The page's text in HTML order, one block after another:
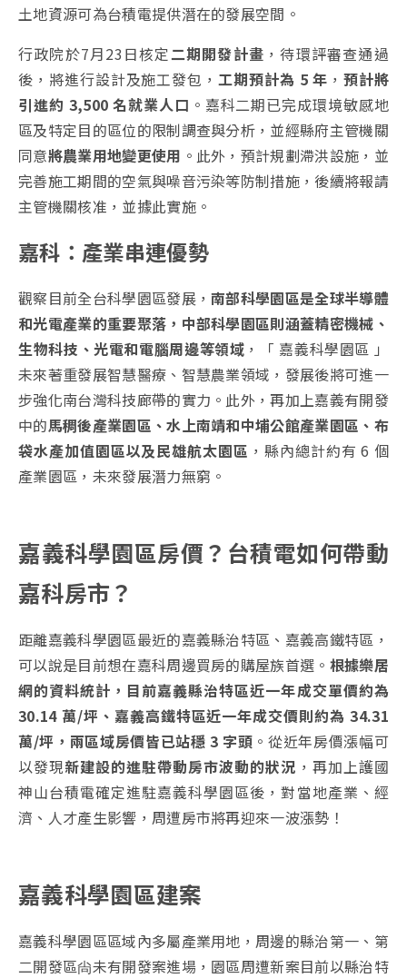
土地資源可為台積電提供潛在的發展空間。
行政院於7月23日核定二期開發計畫 ，待環評審查通過
後，將進行設計及施工發包，工期預計為 5 年 ， 預計將
引進約 3,500 名就業人口 。嘉科二期已完成環境敏感地
區及特定目的區位的限制調查與分析，並經縣府主管機關
同意將農業用地變更使用 。此外，預計規劃滯洪設施，並
完善施工期間的空氣與噪音污染等防制措施，後續將報請
主管機關核准，並據此實施。
嘉科：產業串連優勢
觀察目前全台科學園區發展，南部科學園區是全球半導體
和光電產業的重要聚落，中部科學園區則涵蓋精密機械、
生物科技、光電和電腦周邊等領域 ，「 嘉義科學園區 」
未來著重發展智慧醫療、智慧農業領域，發展後將可進一
步強化南台灣科技廊帶的實力。此外，再加上嘉義有開發
中的馬稠後產業園區、水上南靖和中埔公館產業園區、布
袋水產加值園區以及民雄航太園區 ，縣內總計約有 6 個
產業園區，未來發展潛力無窮。
嘉義科學園區房價？台積電如何帶動
嘉科房市？
距離嘉義科學園區最近的嘉義縣治特區、嘉義高鐵特區，
可以說是目前想在嘉科周邊買房的購屋族首選。 根據樂居
網的資料統計，目前嘉義縣治特區近一年成交單價約為
30.14 萬/坪、嘉義高鐵特區近一年成交價則約為 34.31
萬/坪，兩區域房價皆已站穩 3 字頭 。從近年房價漲幅可
以發現新建設的進駐帶動房市波動的狀況 ，再加上護國
神山台積電確定進駐嘉義科學園區後，對當地產業、經
濟、人才產生影響，周遭房市將再迎來一波漲勢！
嘉義科學園區建案
嘉義科學園區區域內多屬產業用地，周邊的縣治第一、第
二開發區尙未有開發案進場，園區周遭新案目前以縣治特